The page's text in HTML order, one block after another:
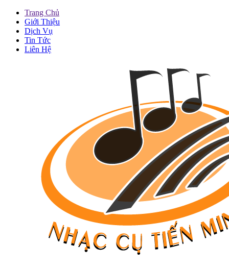
Trang Chủ
Giới Thiệu
Dịch Vụ
Tin Tức
Liên Hệ